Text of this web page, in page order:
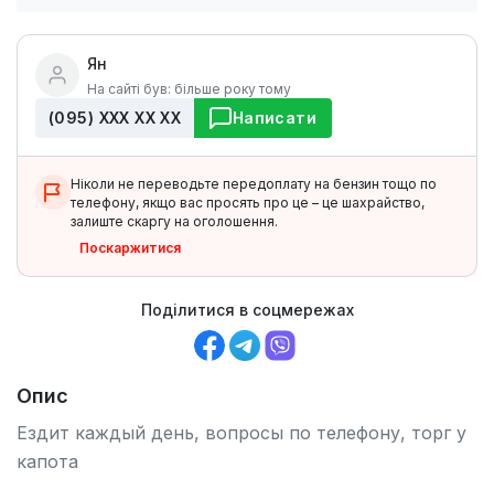
Ян
На сайті був: більше року тому
(095) ХХХ ХХ ХХ Написати
Ніколи не переводьте передоплату на бензин тощо по
телефону, якщо вас просять про це – це шахрайство,
залиште скаргу на оголошення.
Поскаржитися
Поділитися в соцмережах
Опис
Ездит каждый день, вопросы по телефону, торг у
капота